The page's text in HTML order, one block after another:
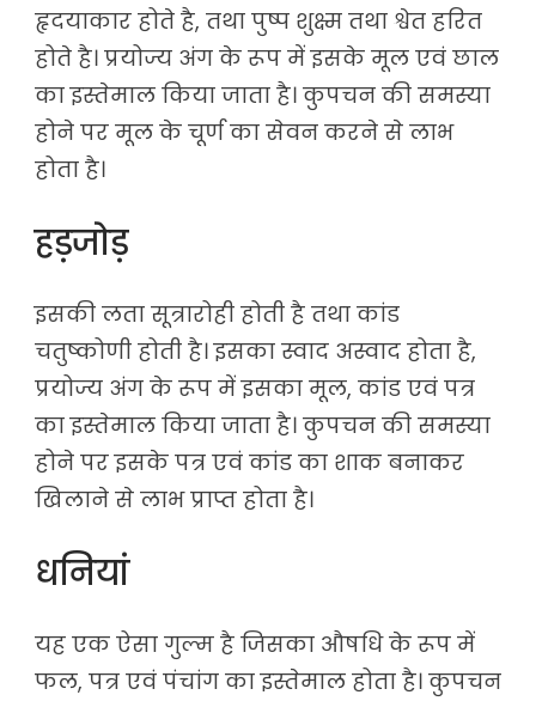
हृदयाकार होते है, तथा पुष्प शुक्ष्म तथा श्वेत हरित
होते है। प्रयोज्य अंग के रूप में इसके मूल एवं छाल
का इस्तेमाल किया जाता है। कुपचन की समस्या
होने पर मूल के चूर्ण का सेवन करने से लाभ
होता है।
हड़जोड़
इसकी लता सूत्रारोही होती है तथा कांड
चतुष्कोणी होती है। इसका स्वाद अस्वाद होता है,
प्रयोज्य अंग के रूप में इसका मूल, कांड एवं पत्र
का इस्तेमाल किया जाता है। कुपचन की समस्या
होने पर इसके पत्र एवं कांड का शाक बनाकर
खिलाने से लाभ प्राप्त होता है।
धनियां
यह एक ऐसा गुल्म है जिसका औषधि के रूप में
फल, पत्र एवं पंचांग का इस्तेमाल होता है। कुपचन